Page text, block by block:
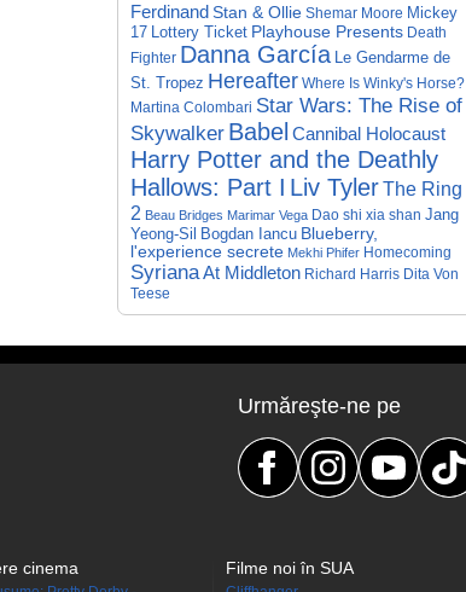
Ferdinand Stan & Ollie Shemar Moore Mickey
17 Lottery Ticket Playhouse Presents Death
Fighter Danna García Le Gendarme de
St. Tropez Hereafter Where Is Winky's Horse?
Martina Colombari Star Wars: The Rise of
Skywalker Babel Cannibal Holocaust
Harry Potter and the Deathly
Hallows: Part I Liv TylerThe Ring
2 Beau Bridges Marimar Vega Dao shi xia shan Jang
Yeong-Sil
Bogdan Iancu Blueberry,
l'experience secrete Mekhi Phifer Homecoming
SyrianaAt Middleton Richard Harris Dita Von
Teese
Urmăreşte-ne pe
cinema Filme noi în SUA